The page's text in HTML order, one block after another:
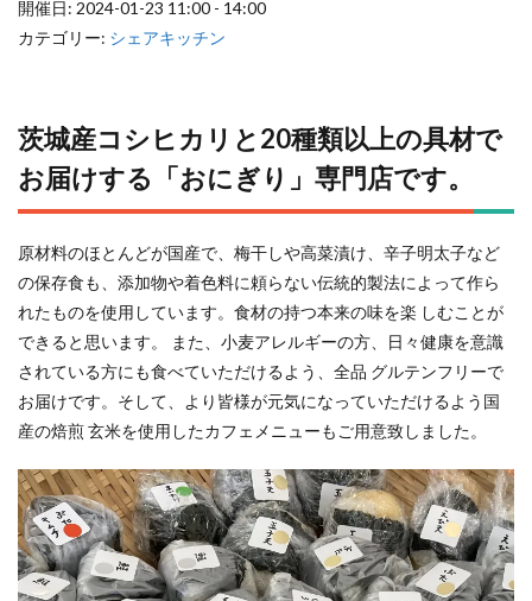
開催日: 2024-01-23 11:00 - 14:00
カテゴリー: シェアキッチン
茨城産コシヒカリと20種類以上の具材で
お届けする「おにぎり」専⾨店です。
原材料のほとんどが国産で、梅⼲しや⾼菜漬け、⾟⼦明太⼦など
の保存⾷も、添加物や着⾊料に頼らない伝統的製法によって作ら
れたものを使⽤しています。⾷材の持つ本来の味を楽 しむことが
できると思います。 また、⼩⻨アレルギーの⽅、⽇々健康を意識
されている⽅にも⾷べていただけるよう、全品 グルテンフリーで
お届けです。そして、より皆様が元気になっていただけるよう国
産の焙煎 ⽞⽶を使⽤したカフェメニューもご⽤意致しました。